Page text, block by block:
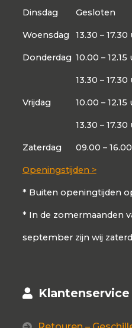
Dinsdag Gesloten
Woensdag 13.30 –
Donderdag 10.00 – 12.15
13.30 –
Vrijdag 10.00 – 12.15
13.30 –
Zaterdag 09.00 –
Openingstijden >
* Buiten openingtijden
* In de zomermaanden
september zijn wij
Klantenservice